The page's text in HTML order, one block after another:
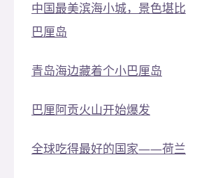
中国最美滨海小城，景色堪比
巴厘岛
青岛海边藏着个小巴厘岛
巴厘阿贡火山开始爆发
全球吃得最好的国家——荷兰